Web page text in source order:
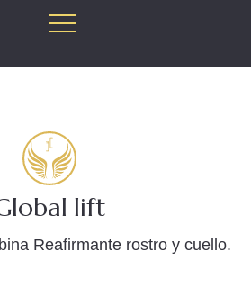
lift
Reafirmante rostro y cuello.